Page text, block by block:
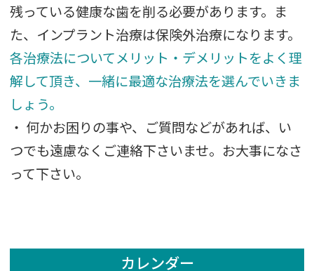
残っている健康な歯を削る必要があります。ま
た、 インプラント治療は保険外治療になります。
各治療法についてメリット・デメリットをよく理
解して頂き、一緒に最適な治療法を選んでいきま
しょう。
・ 何かお困りの事や、ご質問などがあれば、い
つでも遠慮なくご連絡下さいませ。お大事になさ
って下さい。
カレンダー